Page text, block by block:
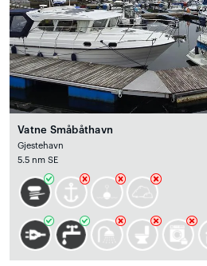
Vatne Småbåthavn
Gjestehavn
5.5 nm SE